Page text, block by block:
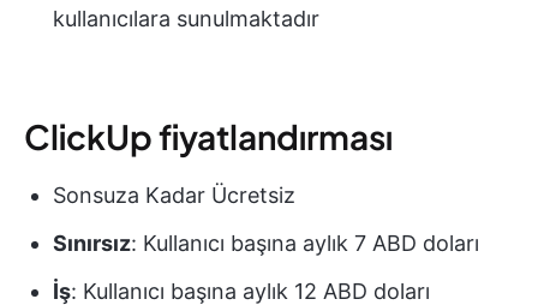
kullanıcılara sunulmaktadır
ClickUp fiyatlandırması
Sonsuza Kadar Ücretsiz
Sınırsız: Kullanıcı başına aylık 7 ABD doları
İş: Kullanıcı başına aylık 12 ABD doları